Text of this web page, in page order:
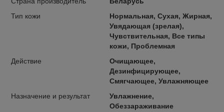
Тип кожи
Нормальная, Сухая, Жирная,
Увядающая (зрелая),
Чувствительная, Все типы
кожи, Проблемная
Действие
Очищающее,
Дезинфицирующее,
Смягчающее, Увлажняющее
Назначение и результат
Увлажнение,
Обеззараживание